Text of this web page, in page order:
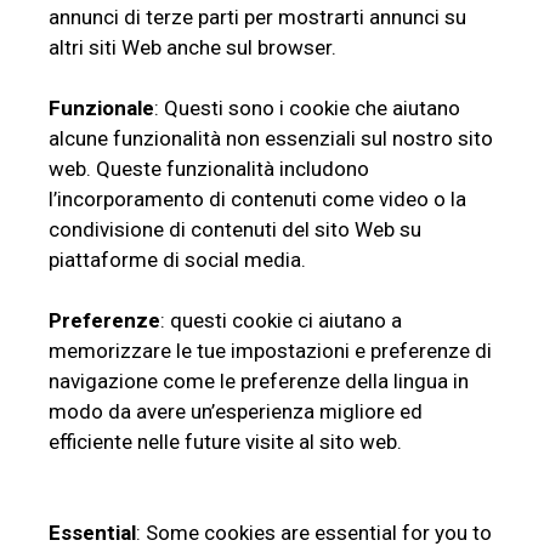
annunci di terze parti per mostrarti annunci su
altri siti Web anche sul browser.
Funzionale: Questi sono i cookie che aiutano
alcune funzionalità non essenziali sul nostro sito
web. Queste funzionalità includono
l’incorporamento di contenuti come video o la
condivisione di contenuti del sito Web su
piattaforme di social media.
Preferenze: questi cookie ci aiutano a
memorizzare le tue impostazioni e preferenze di
navigazione come le preferenze della lingua in
modo da avere un’esperienza migliore ed
efficiente nelle future visite al sito web.
Essential: Some cookies are essential for you to